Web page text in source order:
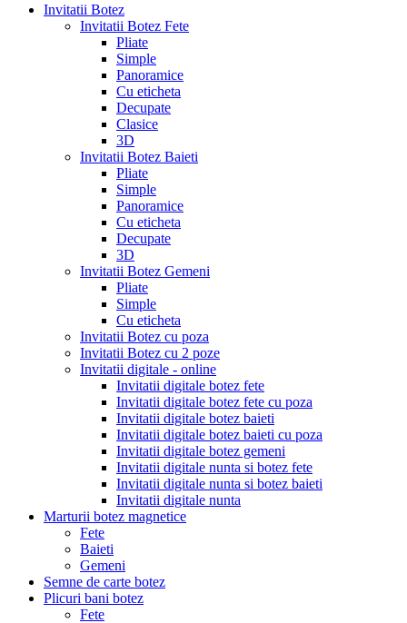
Invitatii Botez
Invitatii Botez Fete
Pliate
Simple
Panoramice
Cu eticheta
Decupate
Clasice
3D
Invitatii Botez Baieti
Pliate
Simple
Panoramice
Cu eticheta
Decupate
3D
Invitatii Botez Gemeni
Pliate
Simple
Cu eticheta
Invitatii Botez cu poza
Invitatii Botez cu 2 poze
Invitatii digitale - online
Invitatii digitale botez fete
Invitatii digitale botez fete cu poza
Invitatii digitale botez baieti
Invitatii digitale botez baieti cu poza
Invitatii digitale botez gemeni
Invitatii digitale nunta si botez fete
Invitatii digitale nunta si botez baieti
Invitatii digitale nunta
Marturii botez magnetice
Fete
Baieti
Gemeni
Semne de carte botez
Plicuri bani botez
Fete